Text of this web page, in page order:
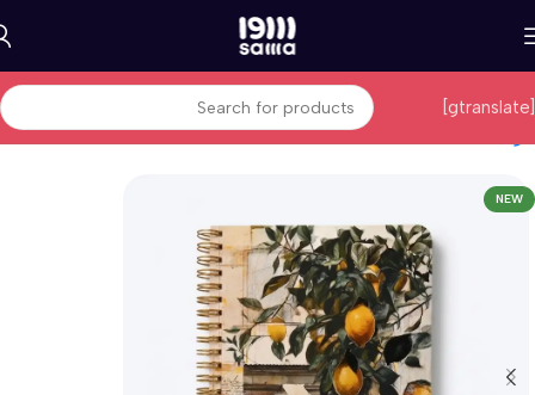
NEW